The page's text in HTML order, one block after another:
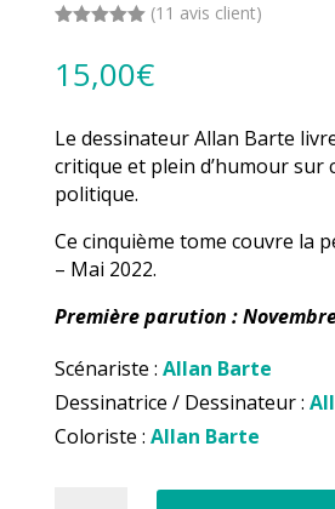
basé sur
notations
(11 avis client)
15,00€
Le dessinateur Allan Barte
critique et plein d’humour sur
politique.
Ce cinquième tome couvre la
– Mai 2022.
Première parution :
Scénariste : Allan Barte
Dessinatrice / Dessinateur :
Coloriste : Allan Barte